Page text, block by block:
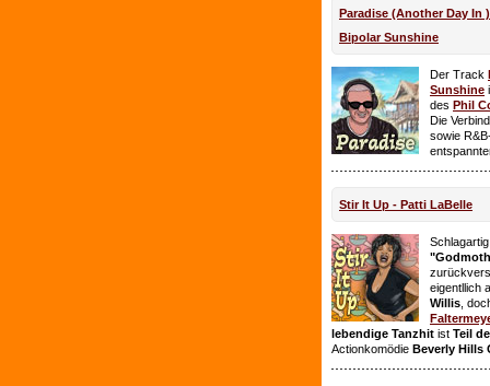
Paradise (Another Day In
Bipolar Sunshine
Der Track
Sunshine
des Phil
Die
sowie
Stir It Up - Patti LaBelle
eigentllich
Willis ,
lebendige Tanzhit ist Teil
Actionkomödie Beverly Hills